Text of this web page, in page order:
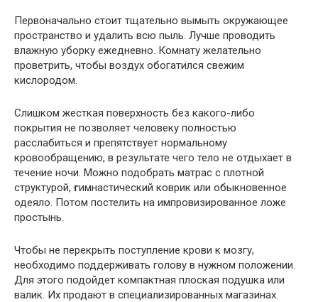
Первоначально стоит тщательно вымыть окружающее
пространство и удалить всю пыль. Лучше проводить
влажную уборку ежедневно. Комнату желательно
проветрить, чтобы воздух обогатился свежим
кислородом.
Слишком жесткая поверхность без какого-либо
покрытия не позволяет человеку полностью
расслабиться и препятствует нормальному
кровообращению, в результате чего тело не отдыхает в
течение ночи. Можно подобрать матрас с плотной
структурой, гимнастический коврик или обыкновенное
одеяло. Потом постелить на импровизированное ложе
простынь.
Чтобы не перекрыть поступление крови к мозгу,
необходимо поддерживать голову в нужном положении.
Для этого подойдет компактная плоская подушка или
валик. Их продают в специализированных магазинах.